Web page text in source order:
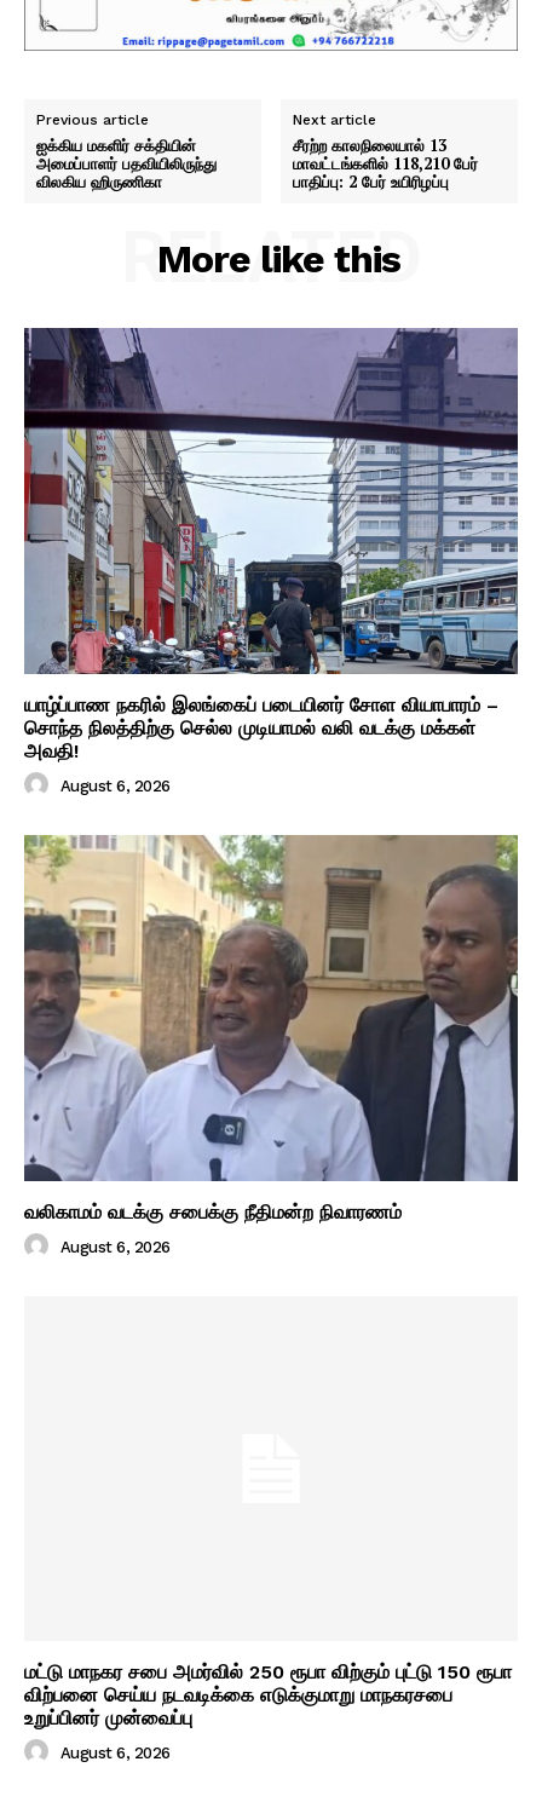
Previous article
ஐக்கிய மகளிர் சக்தியின்
அமைப்பாளர் பதவியிலிருந்து
விலகிய ஹிருணிகா
Next article
சீரற்ற காலநிலையால் 13
மாவட்டங்களில் 118,210 பேர்
பாதிப்பு: 2 பேர் உயிரிழப்பு
More like this
RELATED
யாழ்ப்பாண நகரில் இலங்கைப் படையினர் சோள வியாபாரம் –
சொந்த நிலத்திற்கு செல்ல முடியாமல் வலி வடக்கு மக்கள்
அவதி!
August 6, 2026
வலிகாமம் வடக்கு சபைக்கு நீதிமன்ற நிவாரணம்
August 6, 2026
மட்டு மாநகர சபை அமர்வில் 250 ரூபா விற்கும் புட்டு 150 ரூபா
விற்பனை செய்ய நடவடிக்கை எடுக்குமாறு மாநகரசபை
உறுப்பினர் முன்வைப்பு
August 6, 2026